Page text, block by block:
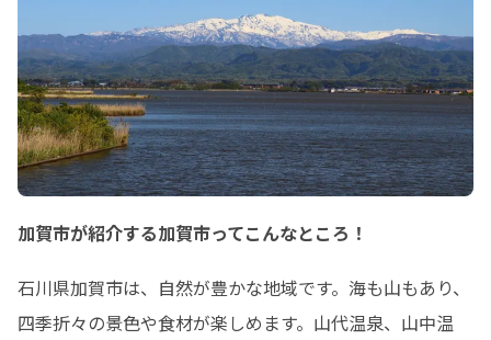
加賀市が紹介する加賀市ってこんなところ！
石川県加賀市は、自然が豊かな地域です。海も山もあり、
四季折々の景色や食材が楽しめます。山代温泉、山中温